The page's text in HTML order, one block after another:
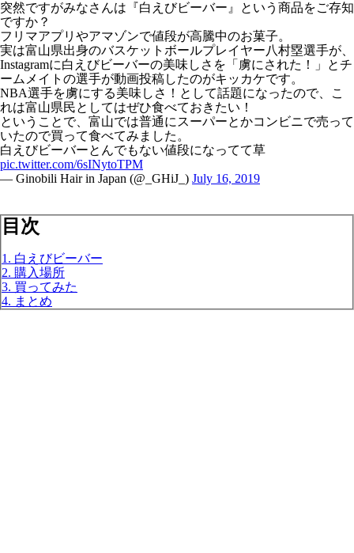
突然ですがみなさんは『白えびビーバー』という商品をご存知
ですか？
フリマアプリやアマゾンで値段が高騰中のお菓子。
実は富山県出身のバスケットボールプレイヤー八村塁選手が、
Instagramに白えびビーバーの美味しさを「虜にされた！」とチ
ームメイトの選手が動画投稿したのがキッカケです。
NBA選手を虜にする美味しさ！として話題になったので、こ
れは富山県民としてはぜひ食べておきたい！
ということで、富山では普通にスーパーとかコンビニで売って
いたので買って食べてみました。
白えびビーバーとんでもない値段になってて草
pic.twitter.com/6sINytoTPM
— Ginobili Hair in Japan (@_GHiJ_) July 16, 2019
目次
1. 白えびビーバー
2. 購入場所
3. 買ってみた
4. まとめ